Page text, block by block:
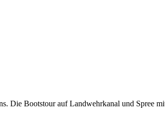
Die Bootstour auf Landwehrkanal und Spree